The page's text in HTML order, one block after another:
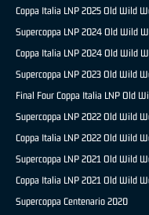
Coppa Italia LNP 2025 Old Wild
Supercoppa LNP 2024 Old Wild
Coppa Italia LNP 2024 Old Wild
Supercoppa LNP 2023 Old Wild
Final Four Coppa Italia LNP Old
Supercoppa LNP 2022 Old Wild
Coppa Italia LNP 2022 Old Wild
Supercoppa LNP 2021 Old Wild
Coppa Italia LNP 2021 Old Wild
Supercoppa Centenario 2020